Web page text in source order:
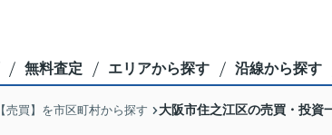
無料査定 エリアから探す 沿線から探す
【売買】を市区町村から探す 大阪市住之江区の売買・投資